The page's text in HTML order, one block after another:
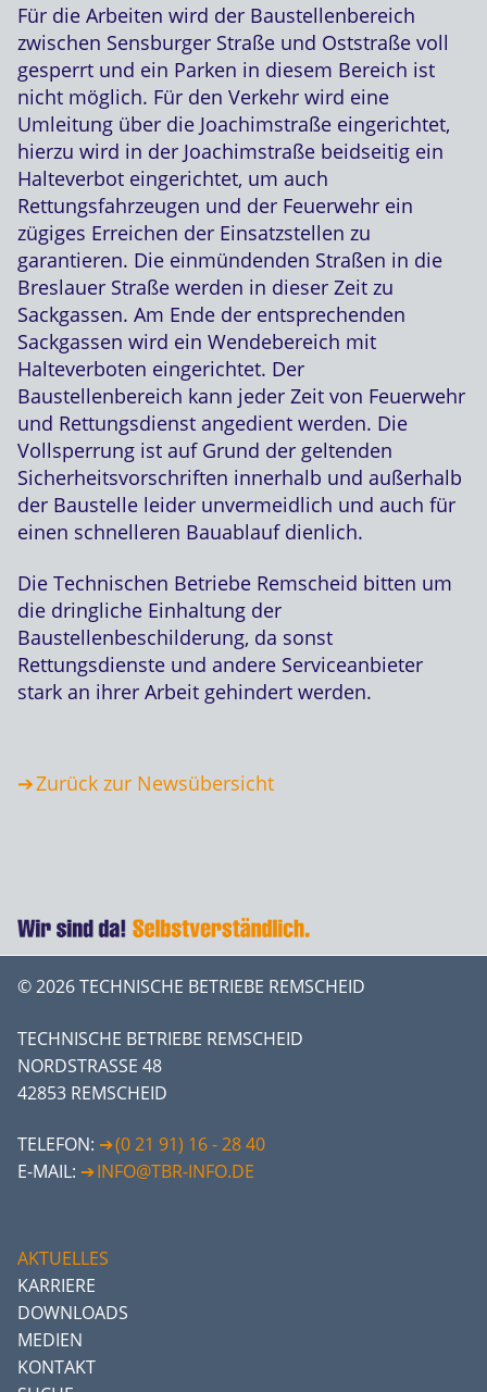
Für die Arbeiten wird der Baustellenbereich
zwischen Sensburger Straße und Oststraße voll
gesperrt und ein Parken in diesem Bereich ist
nicht möglich. Für den Verkehr wird eine
Umleitung über die Joachimstraße eingerichtet,
hierzu wird in der Joachimstraße beidseitig ein
Halteverbot eingerichtet, um auch
Rettungsfahrzeugen und der Feuerwehr ein
zügiges Erreichen der Einsatzstellen zu
garantieren. Die einmündenden Straßen in die
Breslauer Straße werden in dieser Zeit zu
Sackgassen. Am Ende der entsprechenden
Sackgassen wird ein Wendebereich mit
Halteverboten eingerichtet. Der
Baustellenbereich kann jeder Zeit von Feuerwehr
und Rettungsdienst angedient werden. Die
Vollsperrung ist auf Grund der geltenden
Sicherheitsvorschriften innerhalb und außerhalb
der Baustelle leider unvermeidlich und auch für
einen schnelleren Bauablauf dienlich.
Die Technischen Betriebe Remscheid bitten um
die dringliche Einhaltung der
Baustellenbeschilderung, da sonst
Rettungsdienste und andere Serviceanbieter
stark an ihrer Arbeit gehindert werden.
Zurück zur Newsübersicht
© 2026 TECHNISCHE BETRIEBE REMSCHEID
TECHNISCHE BETRIEBE REMSCHEID
NORDSTRASSE 48
42853 REMSCHEID
TELEFON:
(0 21 91) 16 - 28 40
E-MAIL:
INFO@TBR-INFO.DE
AKTUELLES
KARRIERE
DOWNLOADS
MEDIEN
KONTAKT